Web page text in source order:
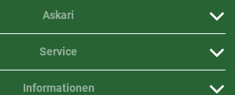
Askari
Service
Informationen